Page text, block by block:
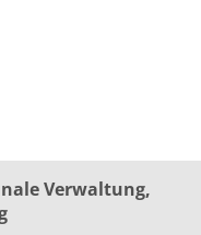
Verwaltung,